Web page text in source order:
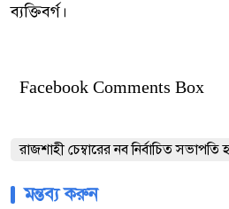
ব্যক্তিবর্গ।
Facebook Comments Box
রাজশাহী চেম্বারের নব নির্বাচিত
মন্তব্য করুন